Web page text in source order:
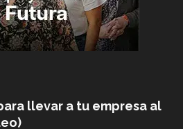
llevar a tu empresa al